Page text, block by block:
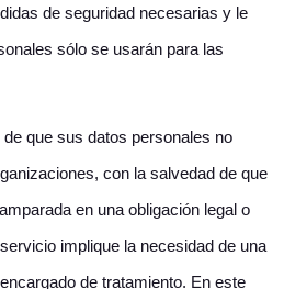
de seguridad necesarias y le
sólo se usarán para las
que sus datos personales no
con la salvedad de que
en una obligación legal o
implique la necesidad de una
de tratamiento. En este